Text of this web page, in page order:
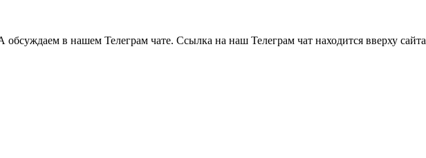
в нашем Телеграм чате. Ссылка на наш Телеграм чат находится вверху сайта